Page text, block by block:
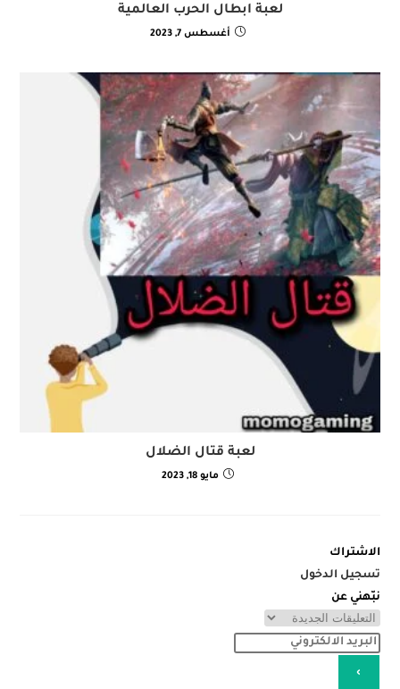
لعبة ابطال الحرب العالمية
أغسطس 7, 2023
لعبة قتال الضلال
مايو 18, 2023
الاشتراك
تسجيل الدخول
نبّهني عن